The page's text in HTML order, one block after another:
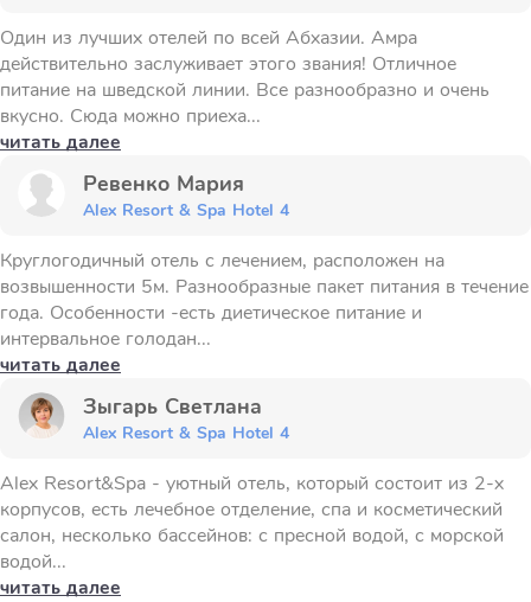
Один из лучших отелей по всей Абхазии. Амра
действительно заслуживает этого звания! Отличное
питание на шведской линии. Все разнообразно и очень
вкусно. Сюда можно приеха...
читать далее
Ревенко Мария
Alex Resort & Spa Hotel 4
Круглогодичный отель с лечением, расположен на
возвышенности 5м. Разнообразные пакет питания в течение
года. Особенности -есть диетическое питание и
интервальное голодан...
читать далее
Зыгарь Светлана
Alex Resort & Spa Hotel 4
Alex Resort&Spa - уютный отель, который состоит из 2-х
корпусов, есть лечебное отделение, спа и косметический
салон, несколько бассейнов: с пресной водой, с морской
водой...
читать далее